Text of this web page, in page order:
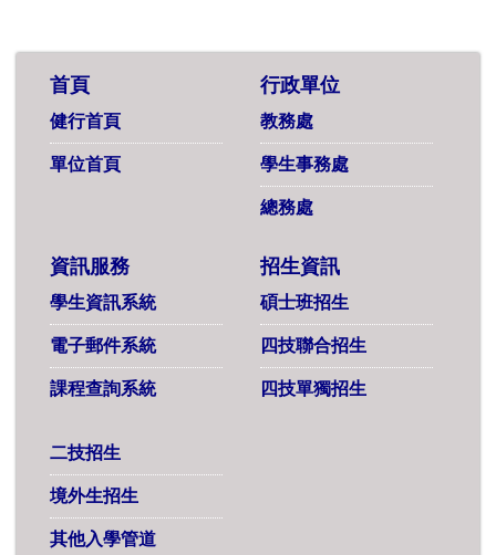
首頁
健行首頁
單位首頁
行政單位
教務處
學生事務處
總務處
資訊服務
學生資訊系統
電子郵件系統
課程查詢系統
招生資訊
碩士班招生
四技聯合招生
四技單獨招生
二技招生
境外生招生
其他入學管道